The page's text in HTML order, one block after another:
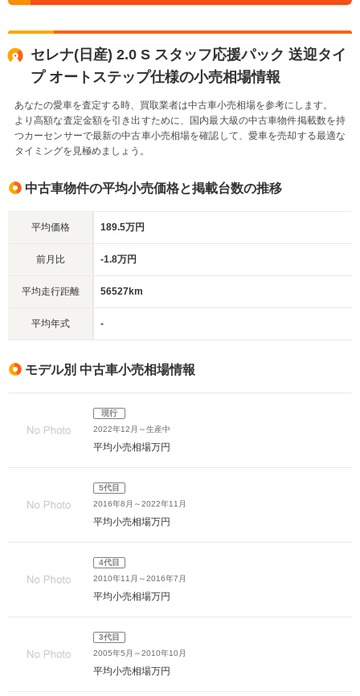
セレナ(日産) 2.0 S スタッフ応援パック 送迎タイ
プ オートステップ仕様の小売相場情報
あなたの愛車を査定する時、買取業者は中古車小売相場を参考にします。
より高額な査定金額を引き出すために、国内最大級の中古車物件掲載数を持
つカーセンサーで最新の中古車小売相場を確認して、愛車を売却する最適な
タイミングを見極めましょう。
中古車物件の平均小売価格と掲載台数の推移
平均価格 189.5万円
前月比 -1.8万円
平均走行距離 56527km
平均年式 -
モデル別 中古車小売相場情報
現行
2022年12月～生産中
平均小売相場万円
5代目
2016年8月～2022年11月
平均小売相場万円
4代目
2010年11月～2016年7月
平均小売相場万円
3代目
2005年5月～2010年10月
平均小売相場万円